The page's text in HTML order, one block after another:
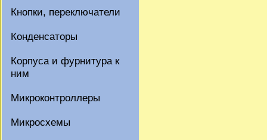
Кнопки, переключатели
Конденсаторы
Корпуса и фурнитура к
ним
Микроконтроллеры
Микросхемы